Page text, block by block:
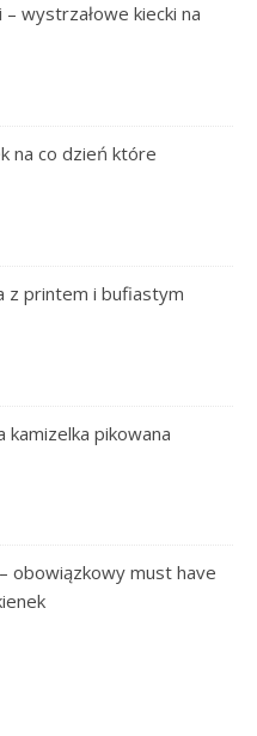
– wystrzałowe kiecki na
na co dzień które
z printem i bufiastym
kamizelka pikowana
obowiązkowy must have